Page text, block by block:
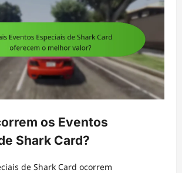
os Eventos
Shark Card?
de Shark Card ocorrem